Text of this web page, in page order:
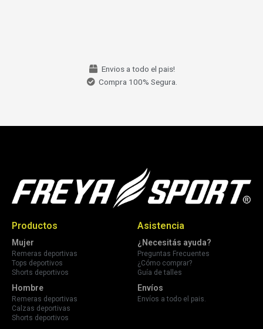
Envios a todo el pais!
Compra 100% Segura.
Productos
Mujer
Remeras deportivas
Tops deportivos
Shorts deportivos
Hombre
Remeras deportivas
Calzas deportivas
Shorts deportivos
Asistencia
¿Necesitás ayuda?
Preguntas Frecuentes
¿Cómo comprar?
Guía de talles
Envíos
Envíos a todo el pais.